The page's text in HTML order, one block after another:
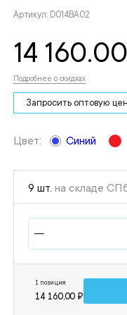
Артикул: D014BA02
14 160.00
Подробнее о скидках
Запросить оптовую
Цвет: Синий
9 шт. на складе
1 позиция
14 160,00 ₽